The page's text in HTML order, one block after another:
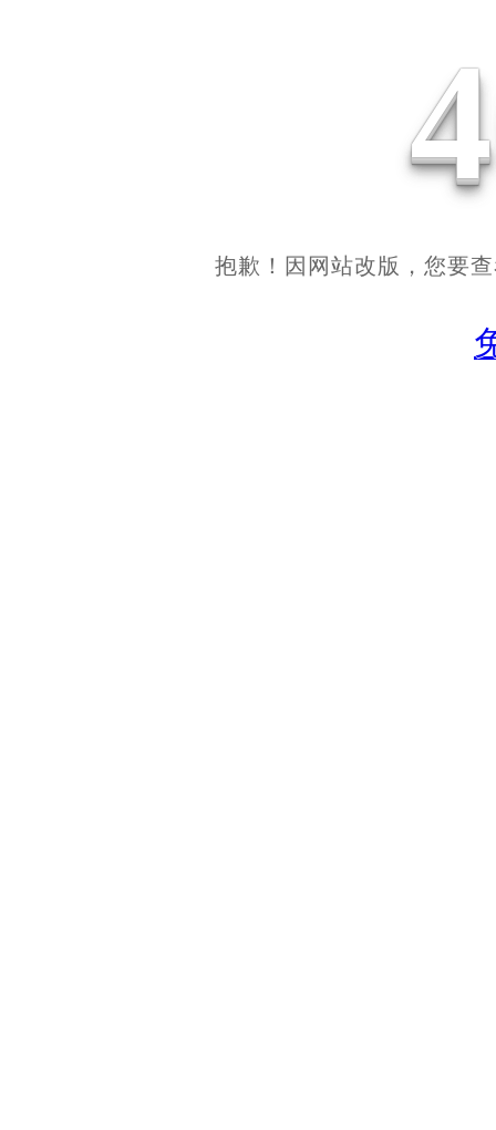
抱歉！因网站改版，您要